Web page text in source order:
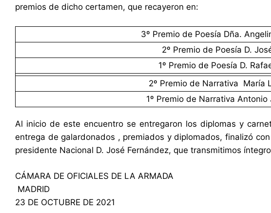
premios de dicho certamen, que recayeron en:
3º Premio de Poesía Dña.
2º Premio de Poesía D.
1º Premio de Poesía D.
2º Premio de Narrativa María
1º Premio de Narrativa
Al inicio de este encuentro se entregaron los diplomas y
entrega de galardonados , premiados y diplomados, finalizó
presidente Nacional D. José Fernández, que transmitimos
CÁMARA DE OFICIALES DE LA ARMADA
MADRID
23 DE OCTUBRE DE 2021